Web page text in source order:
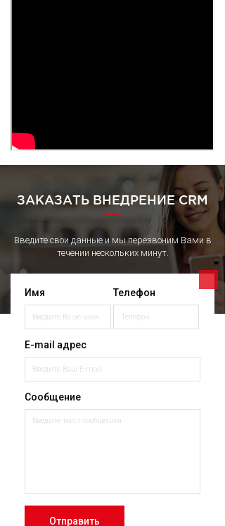
ЗАКАЗАТЬ ВНЕДРЕНИЕ CRM
Введите свои данные и мы перезвоним Вами в
течении нескольких минут.
Имя Телефон
E-mail адрес
Сообщение
Отправить